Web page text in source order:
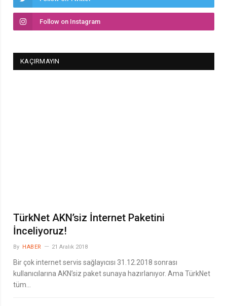
Follow on Instagram
KAÇIRMAYIN
TürkNet AKN’siz İnternet Paketini
İnceliyoruz!
By HABER 21 Aralık 2018
Bir çok internet servis sağlayıcısı 31.12.2018 sonrası
kullanıcılarına AKN’siz paket sunaya hazırlanıyor. Ama TürkNet
tüm…